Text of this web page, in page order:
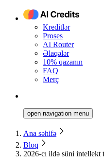
Kreditlər
Proses
AI Router
Əlaqələr
10% qazanın
FAQ
Merç
open navigation menu
Ana səhifə
Bloq
2026-cı ildə süni